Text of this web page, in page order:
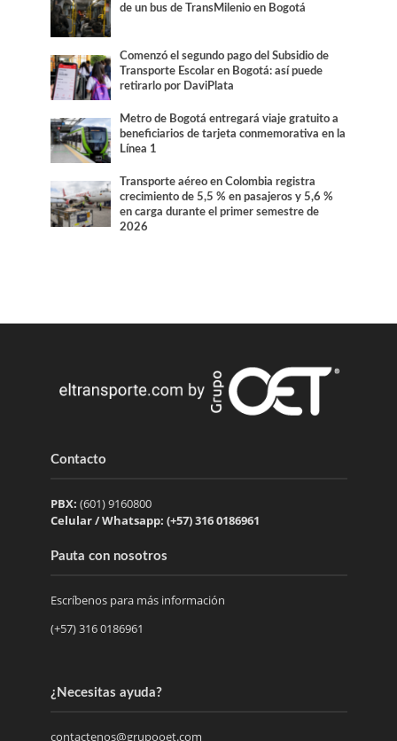
de un bus de TransMilenio en Bogotá
Comenzó el segundo pago del Subsidio de
Transporte Escolar en Bogotá: así puede
retirarlo por DaviPlata
Metro de Bogotá entregará viaje gratuito a
beneficiarios de tarjeta conmemorativa en la
Línea 1
Transporte aéreo en Colombia registra
crecimiento de 5,5 % en pasajeros y 5,6 %
en carga durante el primer semestre de
2026
Contacto
PBX: (601) 9160800
Celular / Whatsapp: (+57) 316 0186961
Pauta con nosotros
Escríbenos para más información
(+57) 316 0186961
¿Necesitas ayuda?
contactenos@grupooet.com